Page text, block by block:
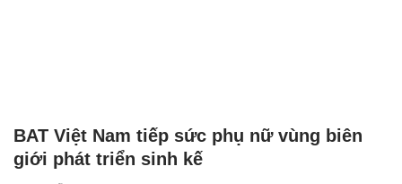
BAT Việt Nam tiếp sức phụ nữ vùng biên
giới phát triển sinh kế